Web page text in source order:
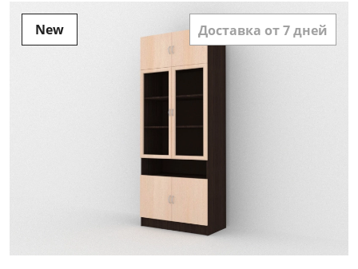
New Доставка от 7 дней